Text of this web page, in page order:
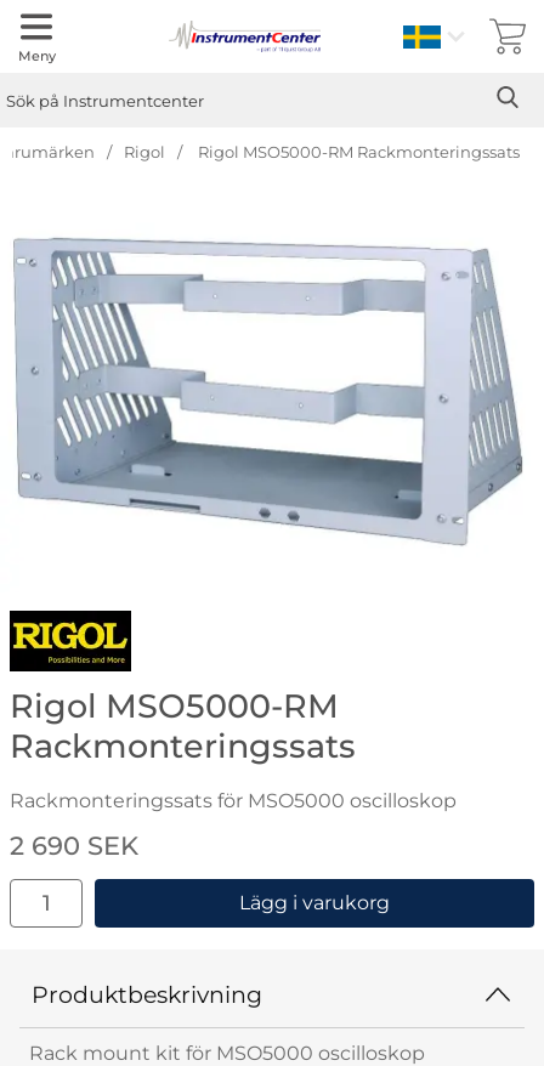
Meny Sverige
Rigol Rigol MSO5000-RM Rackmonteringssats
Bilder
Gå till varumärkessidan för Rigol
Rigol MSO5000-RM
Rackmonteringssats
Rackmonteringssats för MSO5000 oscilloskop
Handla denna produkt Rigol MSO5000-RM
pris
2 690 SEK
antal
Lägg i varukorg
Produktbeskrivning
Rack mount kit för MSO5000 oscilloskop